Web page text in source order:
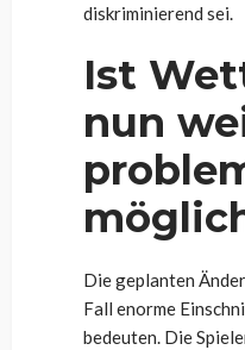
diskriminierend sei.
Ist
nun
Die geplanten
Fall enorme
bedeuten. Die